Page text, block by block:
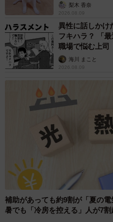
梨木 香奈
2026.08.09
異性に話しかけ
フキハラ？ 「
職場で悩む上司
海川 まこと
2026.08.09
補助があっても約9割が「夏の
暑でも「冷房を控える」人が7割